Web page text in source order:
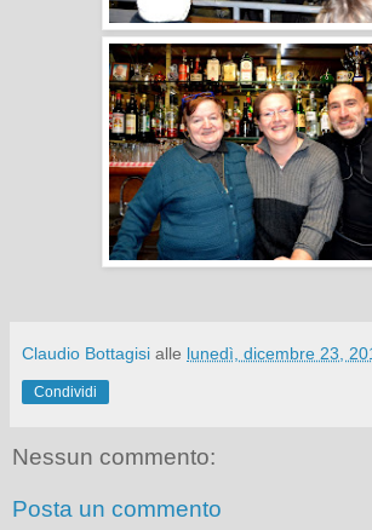
Claudio Bottagisi alle lunedì, dicembre 23,
Condividi
Nessun commento:
Posta un commento